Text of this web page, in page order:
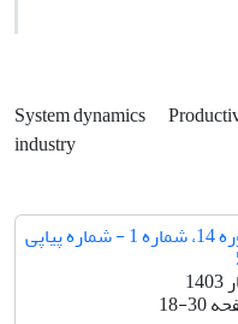
System dynamics
industry
دوره 14، شماره 1 - شماره پیاپی
18-30